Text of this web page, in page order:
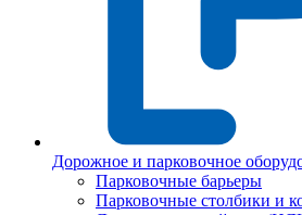
Дорожное и парковочное
Парковочные барьеры
Парковочные столбики и